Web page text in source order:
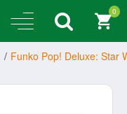
0
Funko Pop! Deluxe: Star